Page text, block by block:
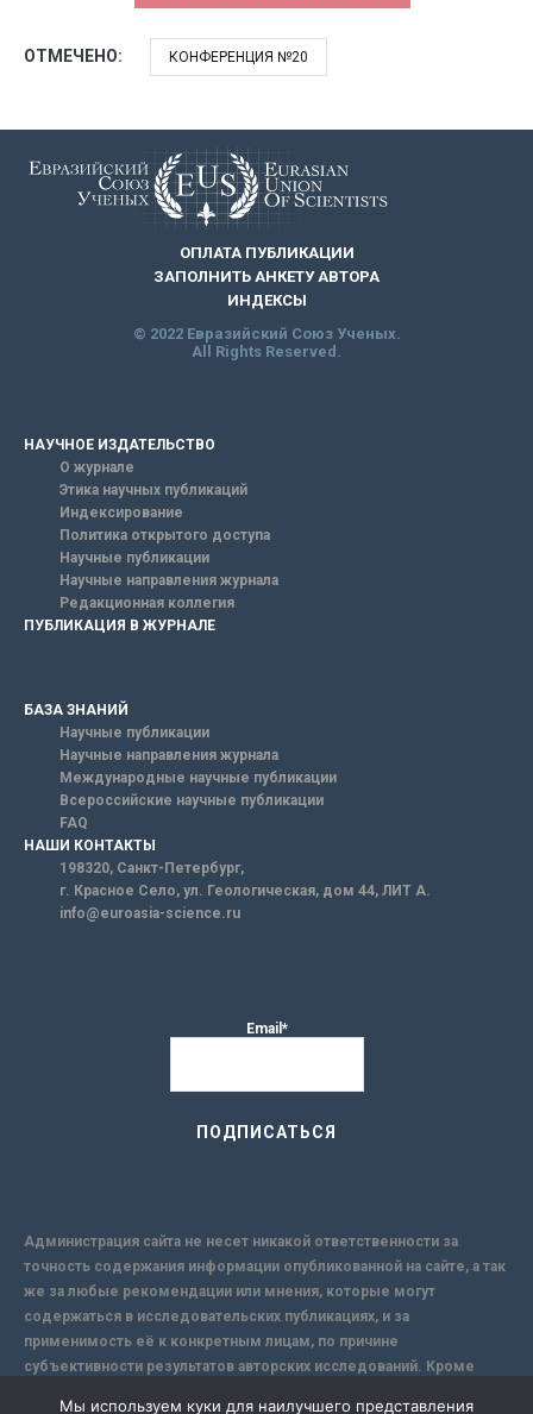
ОТМЕЧЕНО: КОНФЕРЕНЦИЯ №20
ОПЛАТА ПУБЛИКАЦИИ
ЗАПОЛНИТЬ АНКЕТУ АВТОРА
ИНДЕКСЫ
© 2022 Евразийский Союз Ученых.
All Rights Reserved.
НАУЧНОЕ ИЗДАТЕЛЬСТВО
О журнале
Этика научных публикаций
Индексирование
Политика открытого доступа
Научные публикации
Научные направления журнала
Редакционная коллегия
ПУБЛИКАЦИЯ В ЖУРНАЛЕ
БАЗА ЗНАНИЙ
Научные публикации
Научные направления журнала
Международные научные публикации
Всероссийские научные публикации
FAQ
НАШИ КОНТАКТЫ
198320, Санкт-Петербург,
г. Красное Село, ул. Геологическая, дом 44, ЛИТ А.
info@euroasia-science.ru
Email*
Администрация сайта не несет никакой ответственности за
точность содержания информации опубликованной на сайте, а так
же за любые рекомендации или мнения, которые могут
содержаться в исследовательских публикациях, и за
применимость её к конкретным лицам, по причине
субъективности результатов авторских исследований. Кроме
Мы используем куки для наилучшего представления